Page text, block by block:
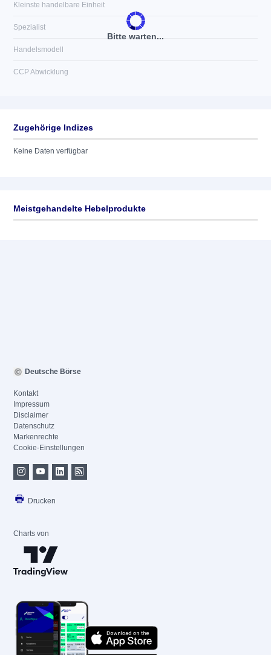
Bitte warten...
Kleinste handelbare Einheit
Spezialist
Handelsmodell
CCP Abwicklung
Zugehörige Indizes
Keine Daten verfügbar
Meistgehandelte Hebelprodukte
Deutsche Börse
Kontakt
Impressum
Disclaimer
Datenschutz
Markenrechte
Cookie-Einstellungen
Drucken
Charts von